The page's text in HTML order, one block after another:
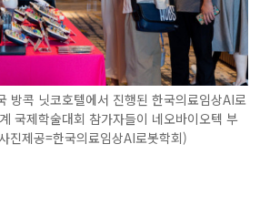
콕 닛코호텔에서 진행된 한국의료임상AI로
국제학술대회 참가자들이 네오바이오텍 부
진제공=한국의료임상AI로봇학회)